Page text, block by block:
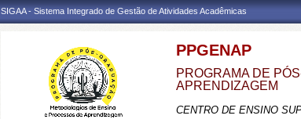
SIGAA - Sistema Integrado de Gestão de Atividades Acadêmicas
PPGENAP
PROGRAMA DE
APRENDIZAGEM
CENTRO DE ENSINO